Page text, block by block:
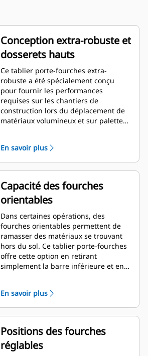
Conception extra-robuste et
dosserets hauts
Ce tablier porte-fourches extra-
robuste a été spécialement conçu
pour fournir les performances
requises sur les chantiers de
construction lors du déplacement de
matériaux volumineux et sur palettes.
permettent.
En savoir plus
Capacité des fourches
orientables
Dans certaines opérations, des
fourches orientables permettent de
ramasser des matériaux se trouvant
hors du sol. Ce tablier porte-fourches
offre cette option en retirant
simplement la barre inférieure et en
partie inférieure du tablier porte-
fourches.
En savoir plus
Positions des fourches
réglables